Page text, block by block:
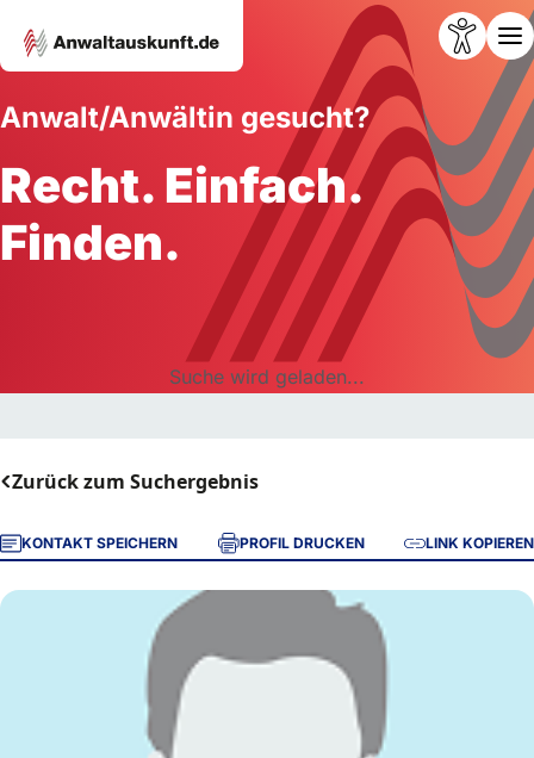
Anwalt/Anwältin gesucht?
Recht. Einfach.
Finden.
Suche wird geladen...
Zurück zum Suchergebnis
KONTAKT SPEICHERN PROFIL DRUCKEN LINK KOPIEREN